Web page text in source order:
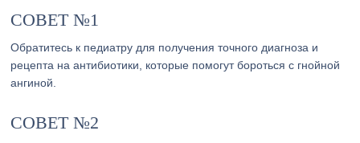
СОВЕТ №1
Обратитесь к педиатру для получения точного диагноза и
рецепта на антибиотики, которые помогут бороться с гнойной
ангиной.
СОВЕТ №2